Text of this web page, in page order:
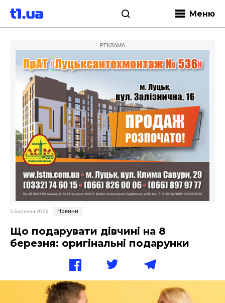
Меню
РЕКЛАМА
5 Березня 2023 Новини
Що подарувати дівчині на 8
березня: оригінальні подарунки